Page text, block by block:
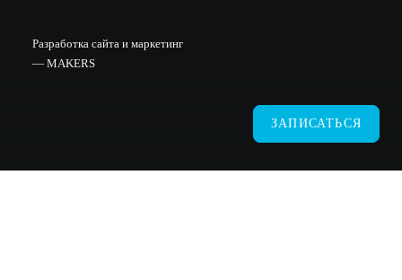
Разработка сайта и маркетинг
— MAKERS
ЗАПИСАТЬСЯ